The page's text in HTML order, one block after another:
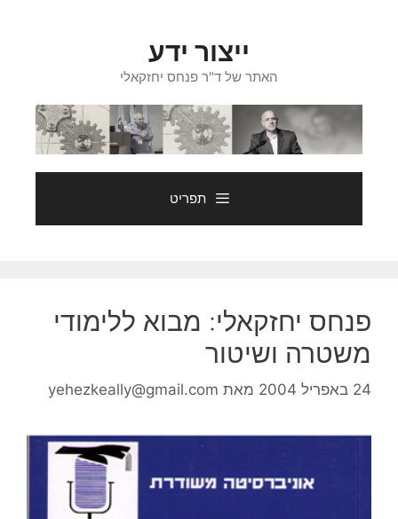
ייצור ידע
האתר של ד"ר פנחס יחזקאלי
תפריט
פנחס יחזקאלי: מבוא ללימודי
משטרה ושיטור
24 באפריל 2004 מאת yehezkeally@gmail.com